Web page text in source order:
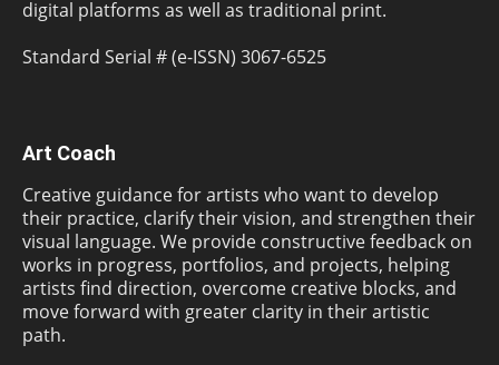
digital platforms as well as traditional print.
Standard Serial # (e-ISSN) 3067-6525
Art Coach
Creative guidance for artists who want to develop
their practice, clarify their vision, and strengthen their
visual language. We provide constructive feedback on
works in progress, portfolios, and projects, helping
artists find direction, overcome creative blocks, and
move forward with greater clarity in their artistic
path.